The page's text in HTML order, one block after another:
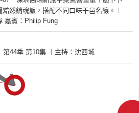
然銷魂飯，搭配不同口味干邑名釀。︱
嘉賓：Philip Fung
第44季 第10集 ︱主持：沈西城